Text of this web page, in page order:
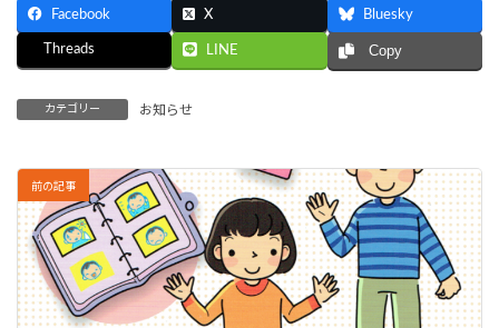
Facebook X Bluesky
Threads LINE Copy
カテゴリー お知らせ
前の記事